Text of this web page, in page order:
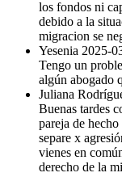
los fondos ni
debido a la
migracion se
Yesenia 2025-
Tengo un
algún abogado
Juliana
Buenas tardes
pareja de
separe x
vienes en
derecho de la